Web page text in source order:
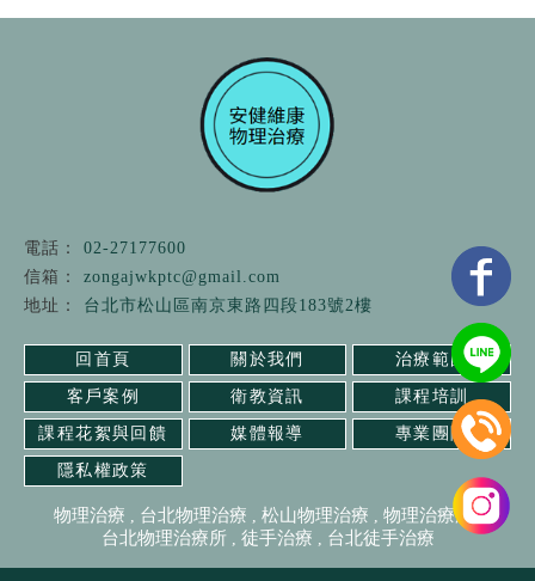
02-27177600
zongajwkptc@gmail.com
台北市松山區南京東路四段183號2樓
回首頁 關於我們 治療範圍
客戶案例 衛教資訊 課程培訓
課程花絮與回饋 媒體報導 專業團隊
隱私權政策
物理治療 台北物理治療 松山物理治療
物理治療所
台北物理治療所
徒手治療 台北徒手治療